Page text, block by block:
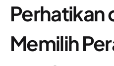
Perhatikan
Memilih